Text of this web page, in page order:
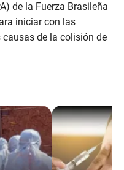
de la Fuerza Brasileña
iniciar con las
de la colisión de